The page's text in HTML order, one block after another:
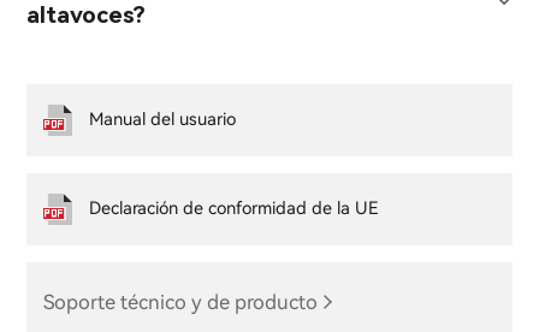
altavoces?
Soporte técnico y de producto
Manual del usuario
Declaración de conformidad de la UE